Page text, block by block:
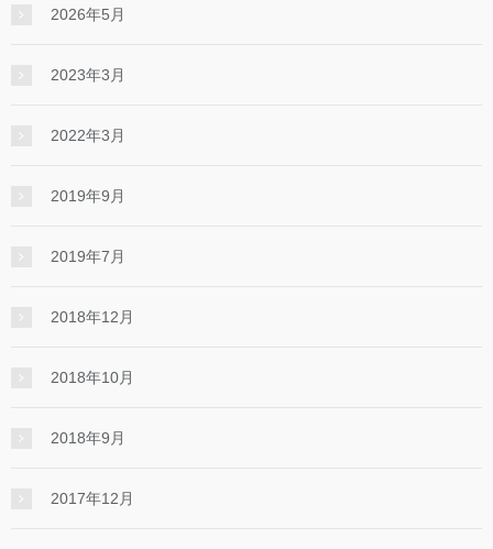
2026年5月
2023年3月
2022年3月
2019年9月
2019年7月
2018年12月
2018年10月
2018年9月
2017年12月